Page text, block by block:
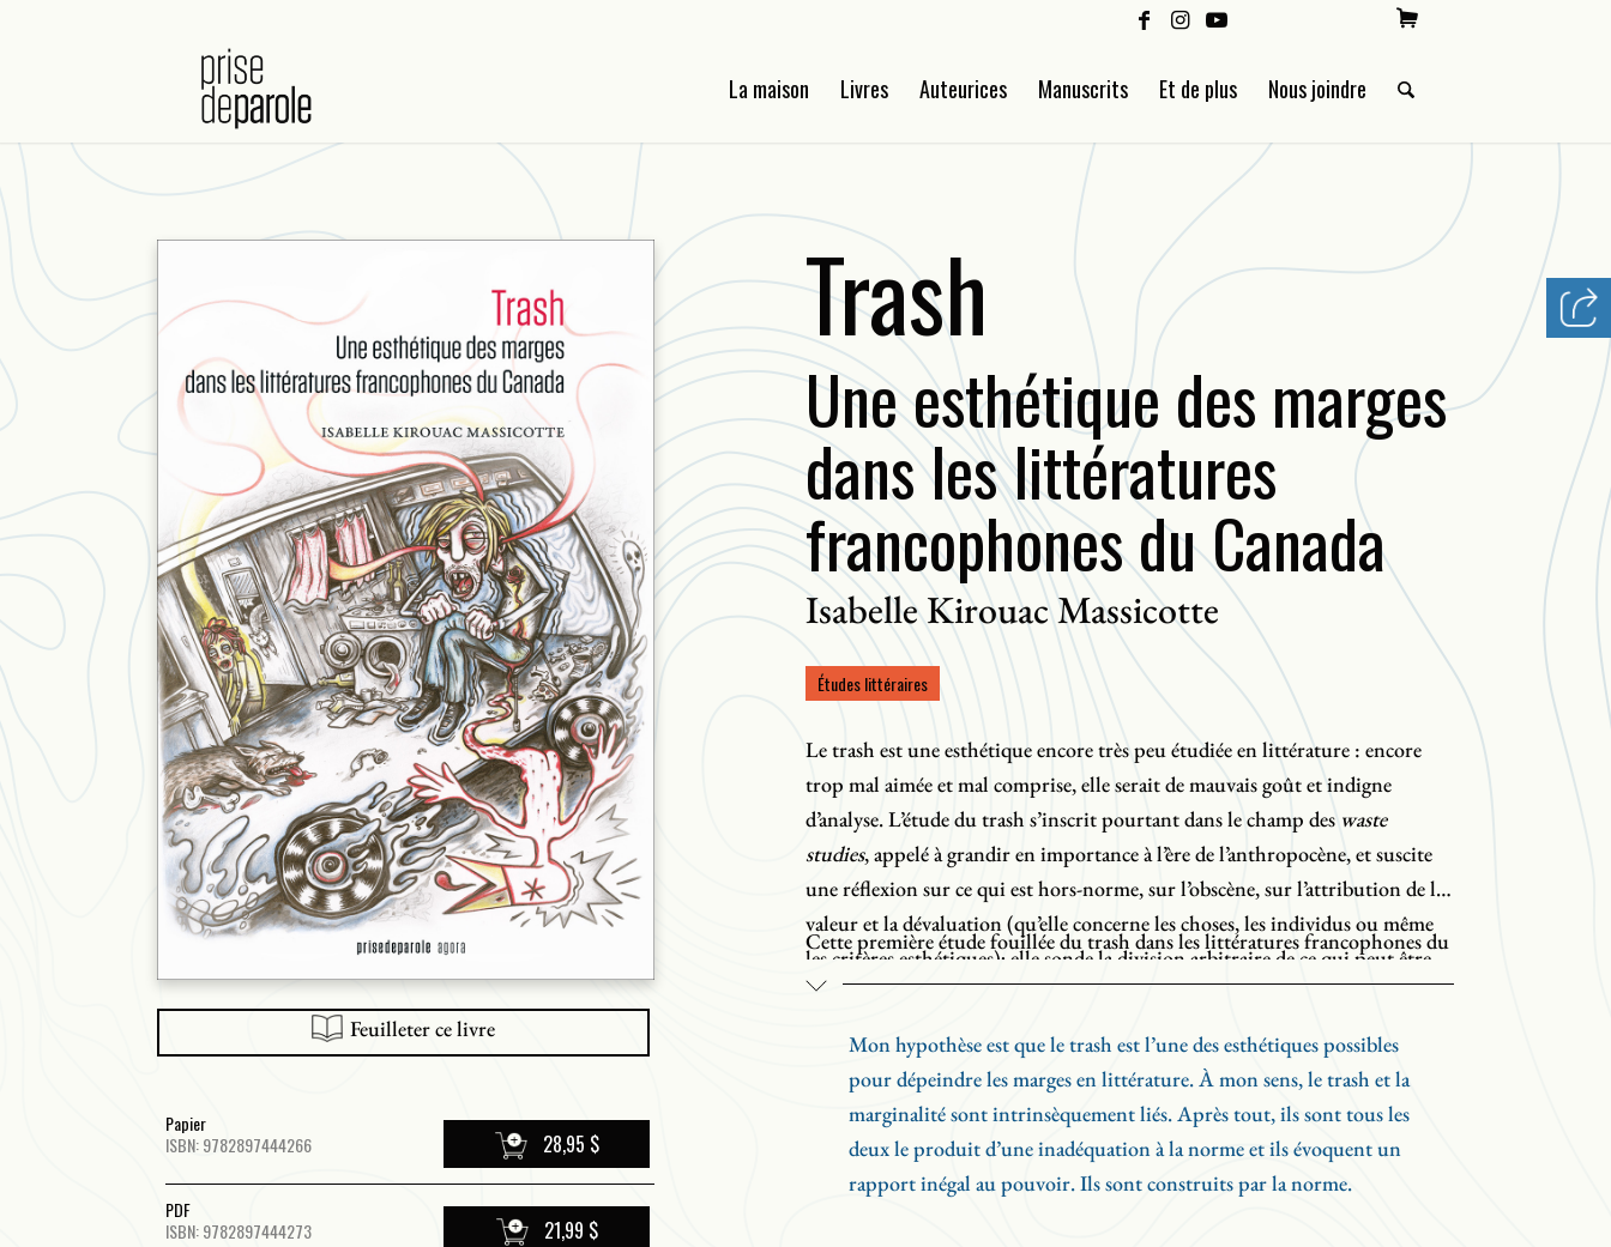
La maison Livres Auteurices Manuscrits Et de plus Nous joindre
Feuilleter ce livre
Papier
ISBN: 9782897444266
28,95 $
PDF
ISBN: 9782897444273
21,99 $
Trash
Une esthétique des marges
dans les littératures
francophones du Canada
Isabelle Kirouac Massicotte
Études littéraires
Le trash est une esthétique encore très peu étudiée en littérature : encore
trop mal aimée et mal comprise, elle serait de mauvais goût et indigne
d’analyse. L’étude du trash s’inscrit pourtant dans le champ des waste
studies, appelé à grandir en importance à l’ère de l’anthropocène, et suscite
une réflexion sur ce qui est hors-norme, sur l’obscène, sur l’attribution de la
valeur et la dévaluation (qu’elle concerne les choses, les individus ou même
les critères esthétiques); elle sonde la division arbitraire de ce qui peut être
vu, entendu et même senti dans l’espace public.
Cette première étude fouillée du trash dans les littératures francophones du
Canada propose une lecture comparée d’œuvres puisées dans les corpus
(Patrice Desbiens et José Claer), québécois (Jacques Renaud, Victor-Lévy
Beaulieu et Josée Yvon), acadien (Guy Arsenault et Martin Pître) et franco-
manitobain (Charles Leblanc et Jean Chicoine).
Précurseur et multidisciplinaire, et inspiré des travaux pionniers de
Kenneth Harrow et de Susan Signe Morrison, cet ouvrage s’adresse à toute
personne qui désire approfondir sa compréhension de la marginalité –
Mon hypothèse est que le trash est l’une des esthétiques possibles
pour dépeindre les marges en littérature. À mon sens, le trash et la
marginalité sont intrinsèquement liés. Après tout, ils sont tous les
deux le produit d’une inadéquation à la norme et ils évoquent un
rapport inégal au pouvoir. Ils sont construits par la norme.